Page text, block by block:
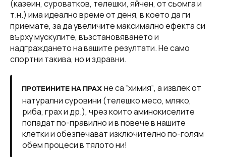
(казеин, суроватков, телешки, яйчен, от сьомга и
т.н.) има идеално време от деня, в което да ги
приемате, за да увеличите максимално ефекта си
върху мускулите, възстановяването и
надграждането на вашите резултати. Не само
спортни такива, но и здравни.
ПРОТЕИНИТЕ НА ПРАХ не са “химия“, а извлек от
натурални суровини (телешко месо, мляко,
риба, грах и др.), чрез които аминокиселите
попадат по-правилно и в повече в нашите
клетки и обезпечават изключително по-голям
обем процеси в тялото ни!